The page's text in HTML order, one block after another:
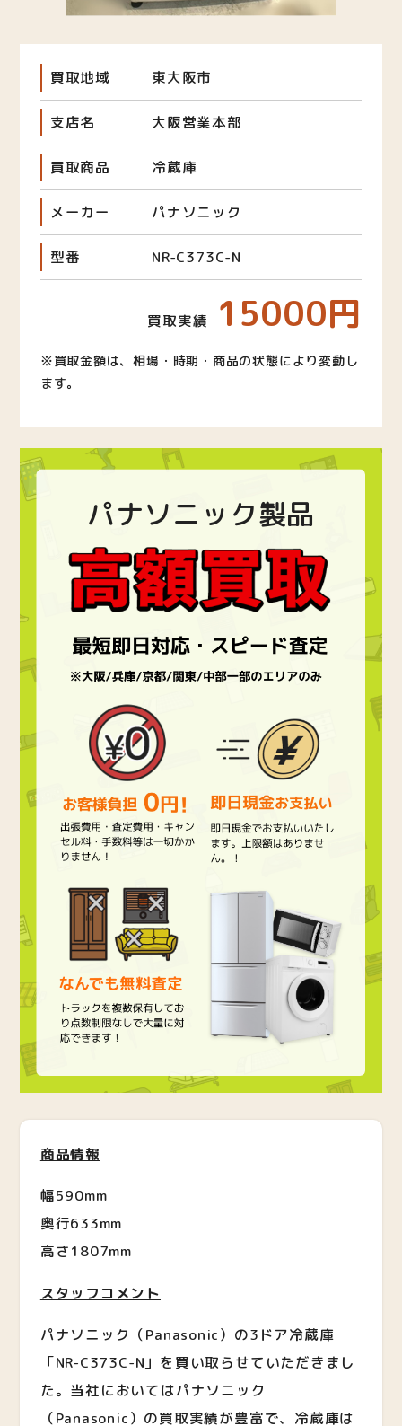
買取地域 東大阪市
支店名 大阪営業本部
買取商品 冷蔵庫
メーカー パナソニック
型番 NR-C373C-N
買取実績 15000円
※買取金額は、相場・時期・商品の状態により変動し
ます。
パナソニック製品
商品情報
幅590mm
奥行633mm
高さ1807mm
スタッフコメント
パナソニック（Panasonic）の3ドア冷蔵庫
「NR-C373C-N」を買い取らせていただきまし
た。当社においてはパナソニック
（Panasonic）の買取実績が豊富で、冷蔵庫は